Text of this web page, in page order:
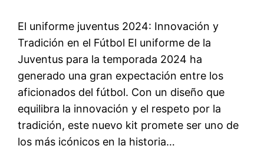
El uniforme juventus 2024: Innovación y
Tradición en el Fútbol El uniforme de la
Juventus para la temporada 2024 ha
generado una gran expectación entre los
aficionados del fútbol. Con un diseño que
equilibra la innovación y el respeto por la
tradición, este nuevo kit promete ser uno de
los más icónicos en la historia…